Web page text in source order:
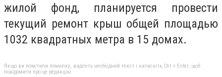
жилой фонд, планируется провести
текущий ремонт крыш общей площадью
1032 квадратных метра в 15 домах.
Якщо ви помітили помилку, виділіть необхідний текст і натисніть Ctrl + Enter, щоб
повідомити про це редакцію